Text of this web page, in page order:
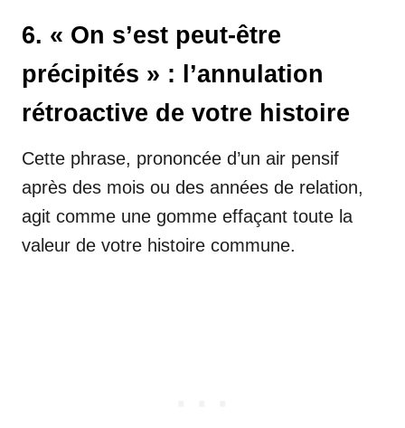
6. « On s’est peut-être
précipités » : l’annulation
rétroactive de votre histoire
Cette phrase, prononcée d’un air pensif
après des mois ou des années de relation,
agit comme une gomme effaçant toute la
valeur de votre histoire commune.